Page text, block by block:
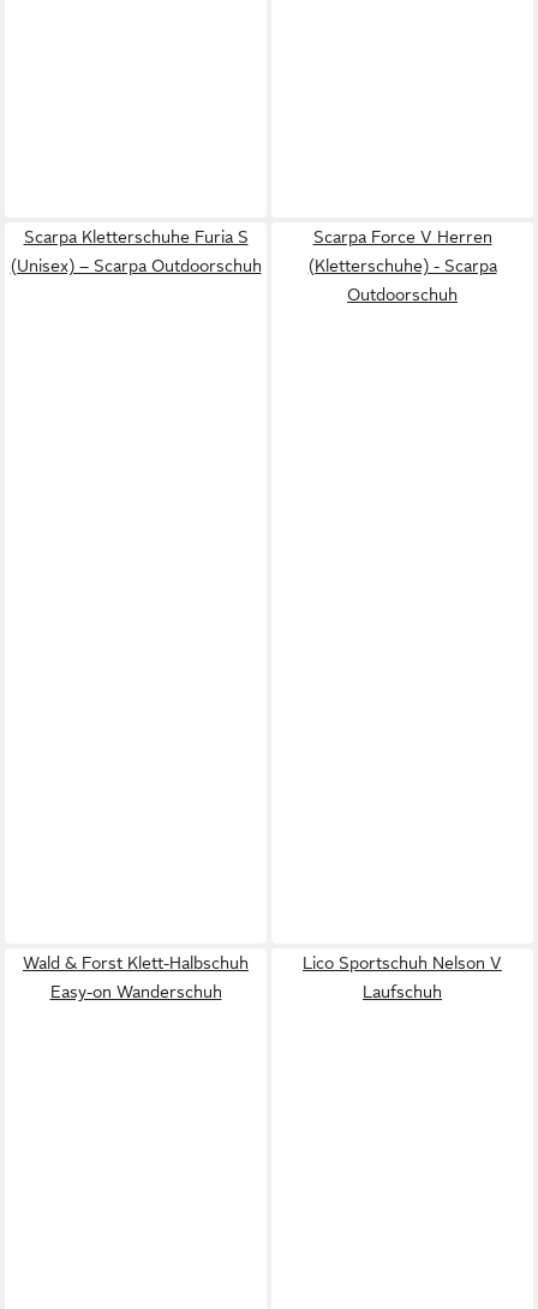
Scarpa Kletterschuhe Furia S
(Unisex) – Scarpa Outdoorschuh
Scarpa Force V Herren
(Kletterschuhe) - Scarpa
Outdoorschuh
Wald & Forst Klett-Halbschuh
Easy-on Wanderschuh
Lico Sportschuh Nelson V
Laufschuh